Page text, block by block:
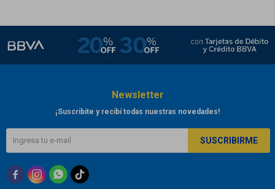
Newsletter
¡Suscribite y recibí todas nuestras novedades!
SUSCRIBIRME
  